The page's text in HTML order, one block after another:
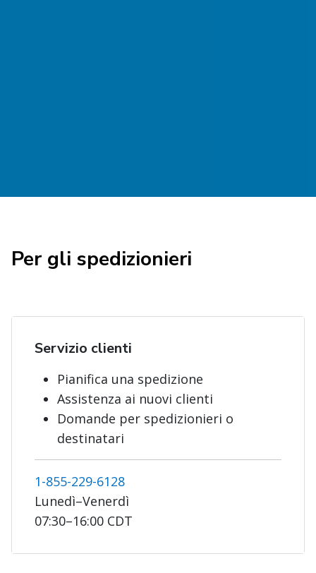
Per gli spedizionieri
Servizio clienti
Pianifica una spedizione
Assistenza ai nuovi clienti
Domande per spedizionieri o
destinatari
1-855-229-6128
Lunedì–Venerdì
07:30–16:00 CDT